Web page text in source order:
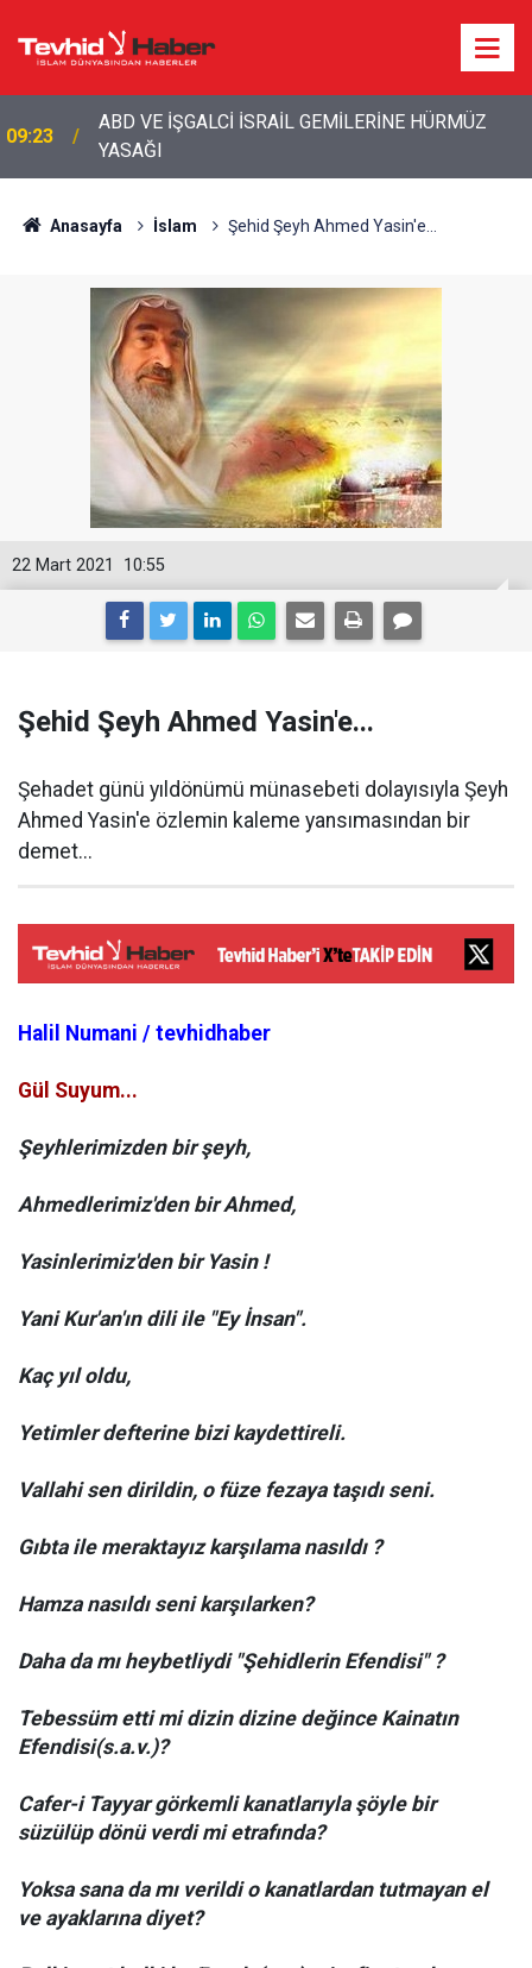
09:08 İŞGALCİ İSRAİL’İN İRAN PLANI DUVARA TOSLADI
Anasayfa İslam Şehid Şeyh Ahmed Yasin'e...
10:55
22 Mart 2021
Şehid Şeyh Ahmed Yasin'e...
Şehadet günü yıldönümü münasebeti dolayısıyla Şeyh
Ahmed Yasin'e özlemin kaleme yansımasından bir
demet...
Halil Numani / tevhidhaber
Gül Suyum...
Şeyhlerimizden bir şeyh,
Ahmedlerimiz'den bir Ahmed,
Yasinlerimiz'den bir Yasin !
Yani Kur'an'ın dili ile "Ey İnsan".
Kaç yıl oldu,
Yetimler defterine bizi kaydettireli.
Vallahi sen dirildin, o füze fezaya taşıdı seni.
Gıbta ile meraktayız karşılama nasıldı ?
Hamza nasıldı seni karşılarken?
Daha da mı heybetliydi "Şehidlerin Efendisi" ?
Tebessüm etti mi dizin dizine değince Kainatın
Efendisi(s.a.v.)?
Cafer-i Tayyar görkemli kanatlarıyla şöyle bir
süzülüp dönü verdi mi etrafında?
Yoksa sana da mı verildi o kanatlardan tutmayan el
ve ayaklarına diyet?